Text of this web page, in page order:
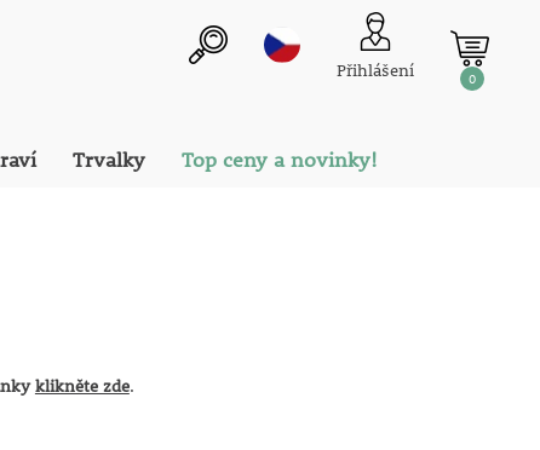
Přihlášení 0
Trvalky Top ceny a novinky!
klikněte zde.